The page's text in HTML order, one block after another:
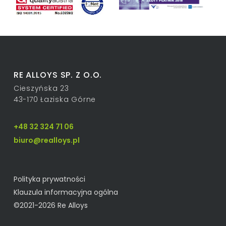
RE ALLOYS SP. Z O.O.
Cieszyńska 23
43-170 Łaziska Górne
+48 32 324 71 06
biuro@realloys.pl
Polityka prywatności
Klauzula informacyjna ogólna
©2021-2026 Re Alloys